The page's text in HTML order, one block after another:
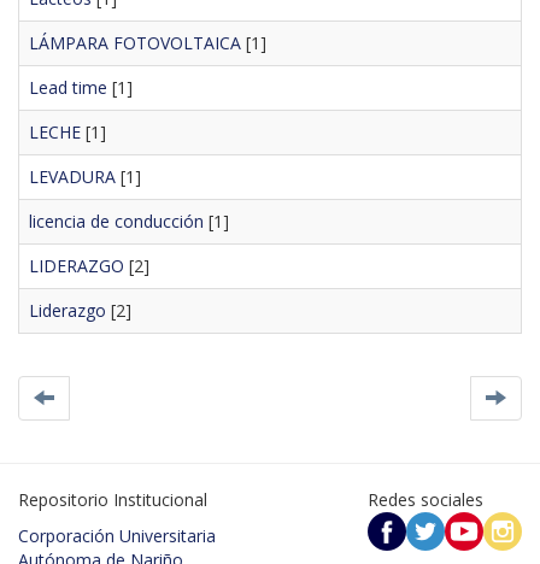
LÁMPARA FOTOVOLTAICA [1]
Lead time [1]
LECHE [1]
LEVADURA [1]
licencia de conducción [1]
LIDERAZGO [2]
Liderazgo [2]
Repositorio Institucional
Corporación Universitaria
Redes sociales